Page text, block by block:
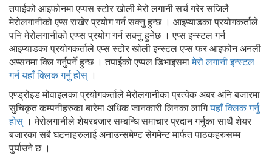
तपाईको आइफोनमा एप्पस स्टोर खोली मेरो लगानी सर्च गरेर सजिलै
मेरोलगानीको एप्स राखेर प्रयोग गर्न सक्नु हुन्छ । आइप्याडका प्रयोगकर्ताले
पनि मेरोलगानीको एप्प्स प्रयोग गर्न सक्नु हुनेछ । एप्स इन्स्टल गर्न
आइप्याडका प्रयोगकर्ताले एप्स स्टोर खोली इन्स्टल एप्स फर आइफोन अनली
अप्सनमा क्लि गर्नुपर्ने हुन्छ । तपाईको एप्पल डिभाइसमामेरो लगानी इन्स्टल
गर्न यहाँ क्लिक गर्नु होस् ।
एण्ड्रोइड मोवाइलका प्रयोगकर्ताले मेरोलगानीका प्रत्येक अबर अनि बजारमा
सुचिकृत कम्पनीहरुका बारेमा अधिक जानकारी लिनका लागियहाँ क्लिक गर्नु
होस् । मेरोलगानीले शेयरबजार सम्बन्धि समाचार प्रदान गर्नुका साथै शेयर
बजारका सबै घटनाहरुलाई अनाउन्समेण्ट सेगमेन्ट मार्फत पाठकहरुसम्म
पुर्याउने छ ।